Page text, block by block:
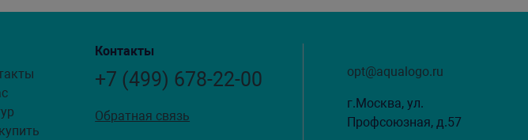
Контакты
+7 (499) 678-22-00
Обратная связь
opt@aqualogo.ru
г.Москва, ул.
Профсоюзная, д.57